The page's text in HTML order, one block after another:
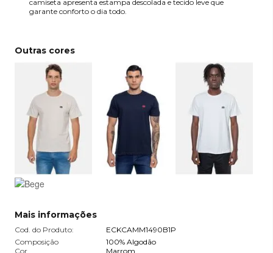
camiseta apresenta estampa descolada e tecido leve que
garante conforto o dia todo.
Outras cores
Mais informações
Cod. do Produto:
ECKCAMM1490B1P
Composição
100% Algodão
Cor
Marrom